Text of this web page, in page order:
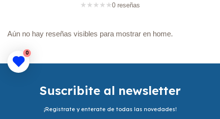
★ ★ ★ ★ ★0 reseñas
Aún no hay reseñas visibles para mostrar en home.
Suscribite al newsletter
¡Registrate y enterate de todas las novedades!
0